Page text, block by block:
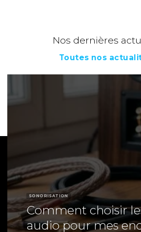
Nos dernières
Toutes nos
SONORISATION
Comment choisir
audio pour mes